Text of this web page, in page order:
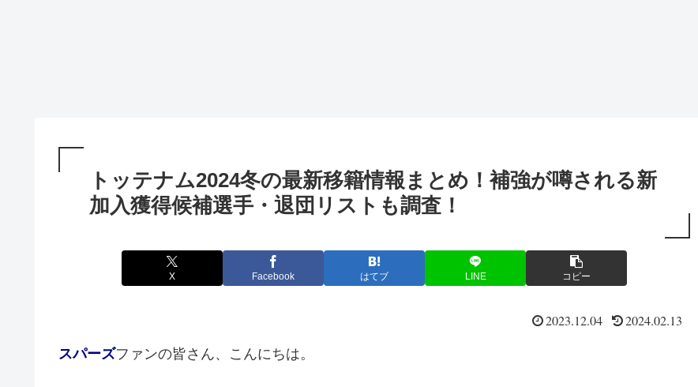
トッテナム2024冬の最新移籍情報まとめ！補強が噂される新
加入獲得候補選手・退団リストも調査！
X Facebook はてブ LINE コピー
2023.12.04 2024.02.13
スパーズファンの皆さん、こんにちは。